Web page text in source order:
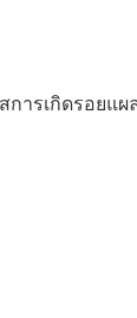
ารเกิดรอยแผ